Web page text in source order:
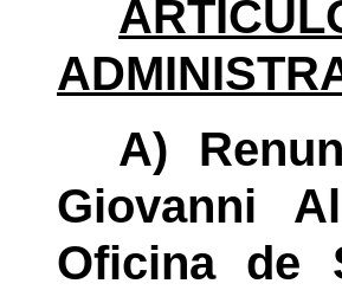
A)
Giovanni
Oficina de